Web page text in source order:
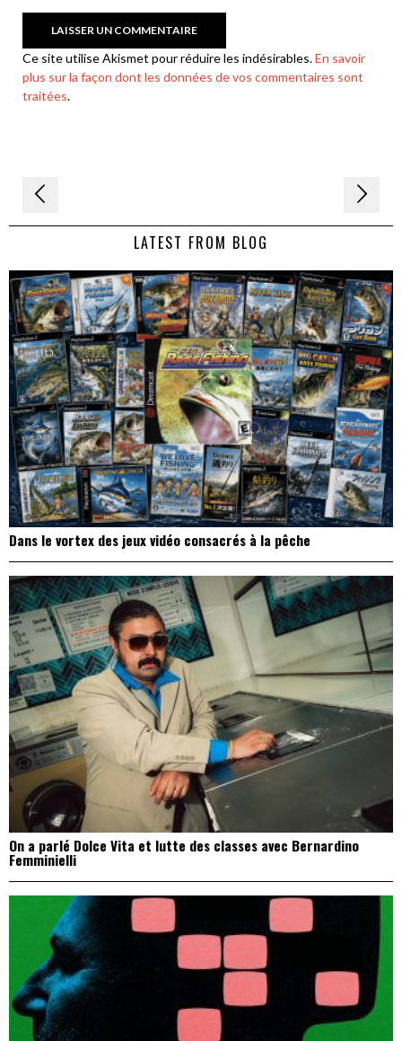
Ce site utilise Akismet pour réduire les indésirables.En savoir
plus sur la façon dont les données de vos commentaires sont
traitées.
Navigation
de LATEST FROM BLOG
Dans le vortex des jeux vidéo consacrés à la pêche
On a parlé Dolce Vita et lutte des classes avec Bernardino
Femminielli